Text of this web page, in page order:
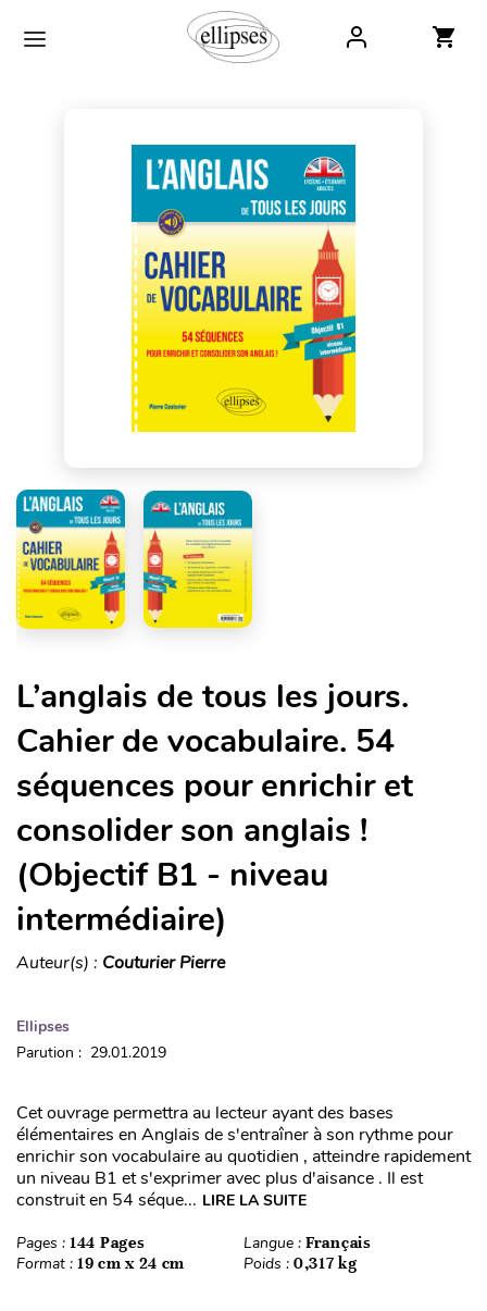
L’anglais de tous les jours.
Cahier de vocabulaire. 54
séquences pour enrichir et
consolider son anglais !
(Objectif B1 - niveau
intermédiaire)
Auteur(s) : Couturier Pierre
Ellipses
Parution : 29.01.2019
Cet ouvrage permettra au lecteur ayant des bases
élémentaires en Anglais de s'entraîner à son rythme pour
enrichir son vocabulaire au quotidien , atteindre rapidement
un niveau B1 et s'exprimer avec plus d'aisance . Il est
construit en 54 séque... LIRE LA SUITE
Pages : 144 Pages Langue : Français
Format : 19 cm x 24 cm Poids : 0,317 kg